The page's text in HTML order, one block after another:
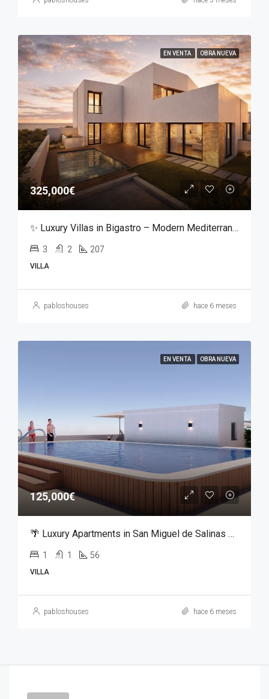
EN VENTA OBRA NUEVA
325,000€
✨ Luxury Villas in Bigastro – Modern Mediterranean Living ✨
3 2 207
VILLA
pabloshouses hace 6 meses
EN VENTA OBRA NUEVA
125,000€
🌴 Luxury Apartments in San Miguel de Salinas – From €125,000
1 1 56
VILLA
pabloshouses hace 6 meses